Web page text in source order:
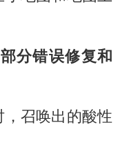
分错误修复和
召唤出的酸性